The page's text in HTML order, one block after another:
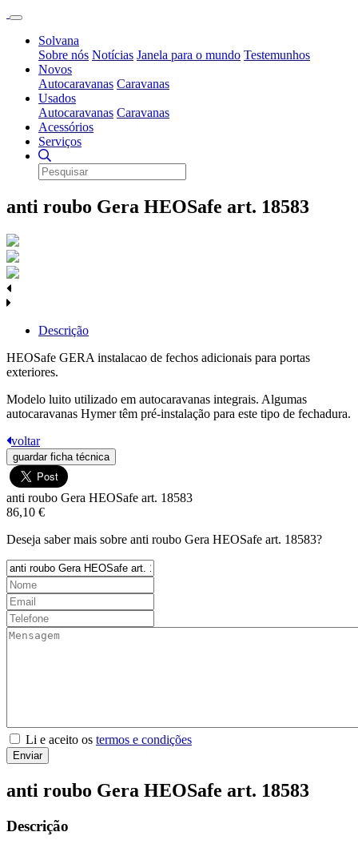
Solvana
Sobre nós Notícias Janela para o mundo Testemunhos
Novos
Autocaravanas Caravanas
Usados
Autocaravanas Caravanas
Acessórios
Serviços
anti roubo Gera HEOSafe art. 18583
Descrição
HEOSafe GERA instalacao de fechos adicionais para portas
exteriores.
Modelo luito utilizado em autocaravanas integrais. Algumas
autocaravanas Hymer têm pré-instalação para este tipo de fechadura.
voltar
guardar ficha técnica
anti roubo Gera HEOSafe art. 18583
86,10 €
Deseja saber mais sobre anti roubo Gera HEOSafe art. 18583?
Li e aceito os termos e condições
Enviar
anti roubo Gera HEOSafe art. 18583
Descrição